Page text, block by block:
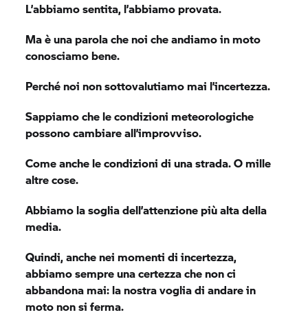
L’abbiamo sentita, l’abbiamo provata.
Ma è una parola che noi che andiamo in moto
conosciamo bene.
Perché noi non sottovalutiamo mai l’incertezza.
Sappiamo che le condizioni meteorologiche
possono cambiare all’improvviso.
Come anche le condizioni di una strada. O mille
altre cose.
Abbiamo la soglia dell’attenzione più alta della
media.
Quindi, anche nei momenti di incertezza,
abbiamo sempre una certezza che non ci
abbandona mai: la nostra voglia di andare in
moto non si ferma.